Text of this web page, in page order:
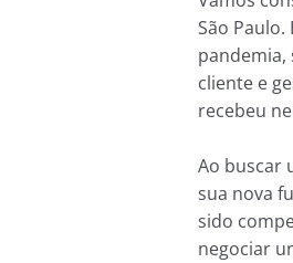
São
pandemia,
cliente e
recebeu
Ao buscar
sua nova
sido
negociar